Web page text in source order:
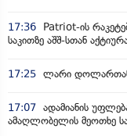
17:36
Patriot-ის
საკითზე აშშ-სთან
17:25 ლარი დოლართან
17:07 ადამიანის
ამაღლობელის მეოთხე